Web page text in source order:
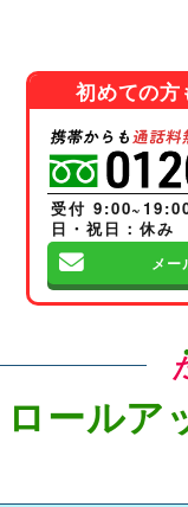
初めての方
メー
受付
日・祝日：休み
ロールア